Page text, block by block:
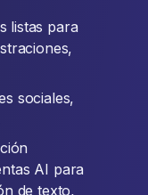
listas para
sociales,
AI para
de texto,